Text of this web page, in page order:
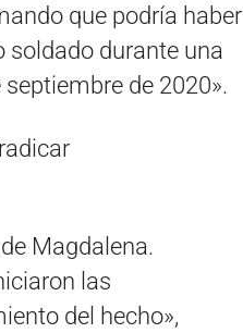
que podría haber
soldado durante una
de 2020».
Magdalena.
las
del hecho»,